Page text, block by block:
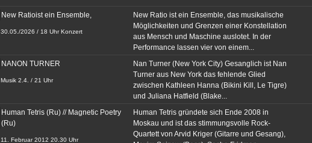
New Ratioist ein Ensemble,
30.05./2026 / 18 Uhr Konzert
New Ratio ist ein Ensemble, das musikalische
Möglichkeiten und Grenzen einer Konstellation
aus Mensch und Maschine auslotet. In der
Performance lassen vier von einem...
NANON TURNER
Musik 2.4. / 21 Uhr
Nan Turner (New York City) Gesanglich ist Nan
Turner aus New York das fehlende Glied
zwischen Kathleen Hanna (Bikini Kill, Le Tigre)
und Juliana Hatfield (Blake...
Human Tetris (Ru) // Magnetic Poetry
(Ru)
11. Februar 2012 20.30 Uhr
Human Tetris gründete sich Ende 2008 in
Moskau und ist das stimmungsvolle Rock-
Quartett von Arvid Kriger (Gitarre und Gesang),